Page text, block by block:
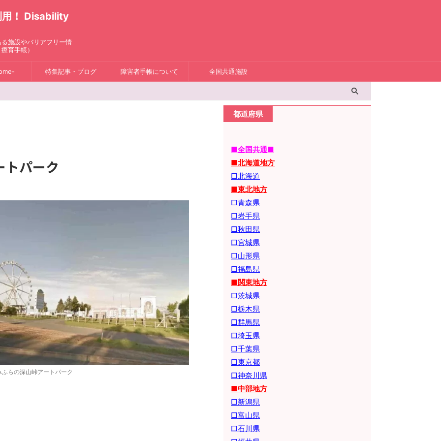
用！ Disability
施設やバリアフリー情
育手帳）
特集記事・ブログ 障害者手帳について 全国共通施設
トパーク
ふらの深山峠アートパーク
都道府県
■全国共通■
■北海道地方
□北海道
■東北地方
□青森県
□岩手県
□秋田県
□宮城県
□山形県
□福島県
■関東地方
□茨城県
□栃木県
□群馬県
□埼玉県
□千葉県
□東京都
□神奈川県
■中部地方
□新潟県
□富山県
□石川県